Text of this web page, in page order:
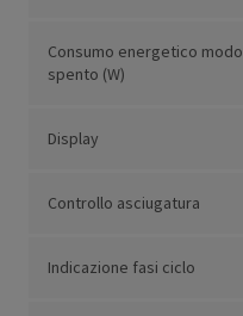
Consumo energetico modo
spento (W)
Display
Controllo asciugatura
Indicazione fasi ciclo